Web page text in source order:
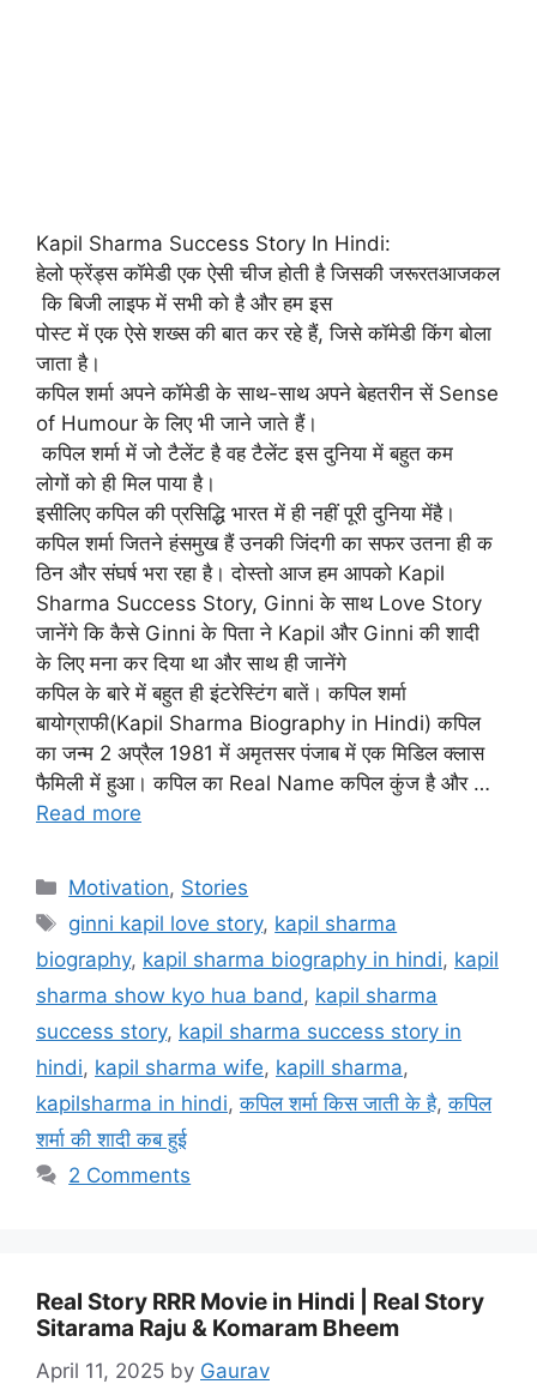
Kapil Sharma Success Story In Hindi:
हेलो फ्रेंड्स कॉमेडी एक ऐसी चीज होती है जिसकी जरूरतआजकल
कि बिजी लाइफ में सभी को है और हम इस
पोस्ट में एक ऐसे शख्स की बात कर रहे हैं, जिसे कॉमेडी किंग बोला
जाता है।
कपिल शर्मा अपने कॉमेडी के साथ-⁠साथ अपने बेहतरीन सें Sense
of Humour के लिए भी जाने जाते हैं।
कपिल शर्मा में जो टैलेंट है वह टैलेंट इस दुनिया में बहुत कम
लोगों को ही मिल पाया है।
इसीलिए कपिल की प्रसिद्धि भारत में ही नहीं पूरी दुनिया मेंहै।
कपिल शर्मा जितने हंसमुख हैं उनकी जिंदगी का सफर उतना ही क
ठिन और संघर्ष भरा रहा है। दोस्तो आज हम आपको Kapil
Sharma Success Story, Ginni के साथ Love Story
जानेंगे कि कैसे Ginni के पिता ने Kapil और Ginni की शादी
के लिए मना कर दिया था और साथ ही जानेंगे
कपिल के बारे में बहुत ही इंटरेस्टिंग बातें। कपिल शर्मा
बायोग्राफी(Kapil Sharma Biography in Hindi) कपिल
का जन्म 2 अप्रैल 1981 में अमृतसर पंजाब में एक मिडिल क्लास
फैमिली में हुआ। कपिल का Real Name कपिल कुंज है और …
Read more
Motivation, Stories
ginni kapil love story, kapil sharma
biography, kapil sharma biography in hindi, kapil
sharma show kyo hua band, kapil sharma
success story, kapil sharma success story in
hindi, kapil sharma wife, kapill sharma,
kapilsharma in hindi,कपिल शर्मा किस जाती के है,कपिल
शर्मा की शादी कब हुई
2 Comments
Real Story RRR Movie in Hindi | Real Story
Sitarama Raju & Komaram Bheem
April 11, 2025 by Gaurav